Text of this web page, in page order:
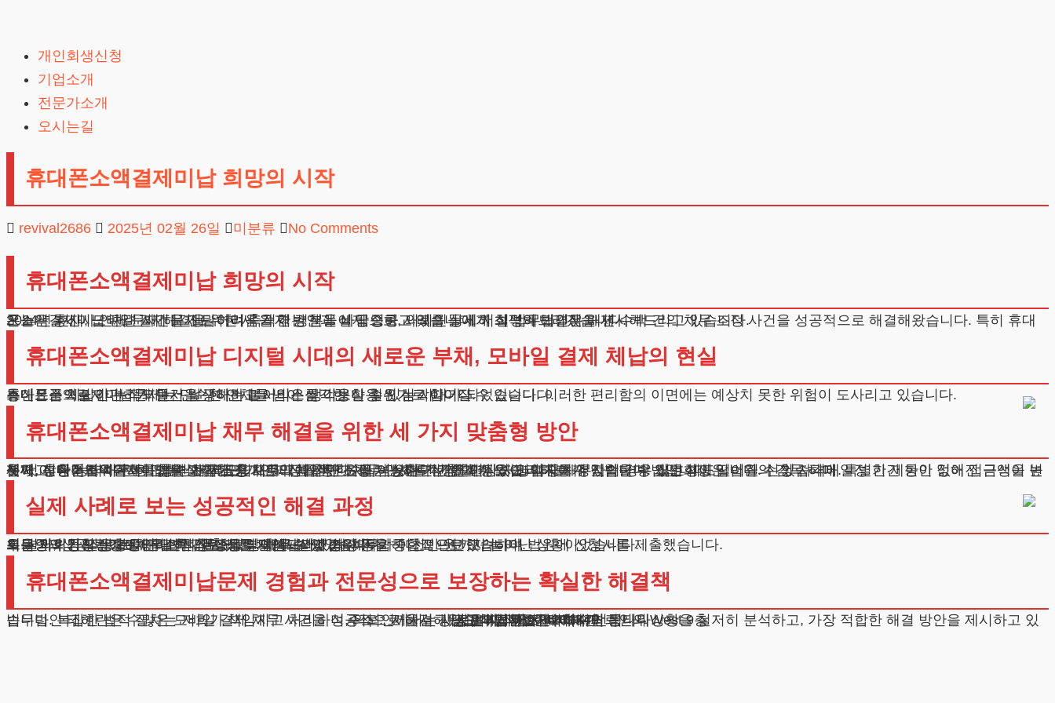
content
개인회생신청
기업소개
전문가소개
오시는길
휴대폰소액결제미납 희망의 시작
revival2686 2025년 02월 26일 미분류 No Comments
휴대폰소액결제미납 희망의 시작
2024년 현재, 모바일 결제 문제로 어려움을 겪는 분들이 급증하고 있습니다. 저희 법무법인은 매년 수백 건의 채무 조정 사건을 성공적으로 해결해왔습니다. 특히 휴대폰소액결제미납 관련 사건을 전담하며 축적한 경험을 바탕으로, 의뢰인들에게 최적의 해결책을 제시해드리고 있습니다.
오늘은 통신사 연체 문제 해결을 위한 세 가지 방안과 실제 성공 사례를 상세히 설명해드리겠습니다.
휴대폰소액결제미납 디지털 시대의 새로운 부채, 모바일 결제 체납의 현실
스마트폰으로 간편하게 물건을 구매하고 서비스를 이용할 수 있는 시대가 되었습니다. 이러한 편리함의 이면에는 예상치 못한 위험이 도사리고 있습니다.
휴대폰소액결제미납문제는 단순한 연체를 넘어 심각한 신용 위기로 이어질 수 있습니다.
통신요금 체납이 누적되면서 발생하는 불이익은 생각보다 훨씬 심각합니다.
휴대폰소액결제미납 채무 해결을 위한 세 가지 맞춤형 방안
첫째, 신용회복위원회를 통한 채무조정 프로그램입니다. 이는 상환 기간을 연장하고 이자를 경감받을 수 있는 제도입니다. 신청 자격에 특별한 제한이 없어 접근성이 높은 것이 장점입니다. 단, 협약 가입 금융기관의 채무만 조정 가능하다는 한계가 있어, 다중 채무자의 경우 실효성이 떨어질 수 있습니다.
둘째, 휴대폰소액결제미납을 포함한 총 채무액이 천만 원을 넘는다면 개인회생을 고려해볼 수 있습니다. 개인회생은 법원의 감독 하에 일정 기간 동안 정해진 금액을 변제하고, 나머지 채무는 면책받는 제도입니다. 정기적인 수입이 있는 직장인이나 자영업자에게 적합한 방법입니다.
셋째, 상환 능력이 전혀 없는 상태라면 개인파산을 통한 채무 면제를 신청할 수 있습니다.
실제 사례로 보는 성공적인 해결 과정
최근 저희가 맡은 20대 의뢰인의 사례를 말씀드리겠습니다.
우울증과 공황장애로 인해 휴대폰소액결제미납과 기타 채무가 이천만 원까지 늘어난 상황이었습니다.
희는 의뢰인의 상황을 면밀히 검토했고, 개인파산이 가장 적합하다고 판단했습니다.
의뢰인의 정신건강 상태, 소득 창출 능력, 채무 발생 경위 등을 종합적으로 고려하여 법원에 신청서를 제출했습니다.
그 결과, 성공적으로 채무 면책 결정을 받아낼 수 있었습니다.
휴대폰소액결제미납문제 경험과 전문성으로 보장하는 확실한 해결책
법무법인 테헤란은 수많은 모바일 결제 채무 사건을 성공적으로 해결해왔습니다. 매 사례마다 의뢰인의 상황을 철저히 분석하고, 가장 적합한 해결 방안을 제시하고 있습니다. 복잡한 법적 절차는 저희가 책임지고 처리하며, 의뢰인께서는 새로운 시작을 준비하시면 됩니다.
상호 : 법무법인 테헤란
사업자 : 589-86-01340
대표자 : 이수학
주소 : 서울시 강남구 테헤란로 420, KT선릉타워West 9층
광고책임변호사 : 이수학